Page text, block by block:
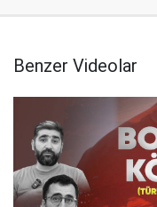
Benzer Videolar